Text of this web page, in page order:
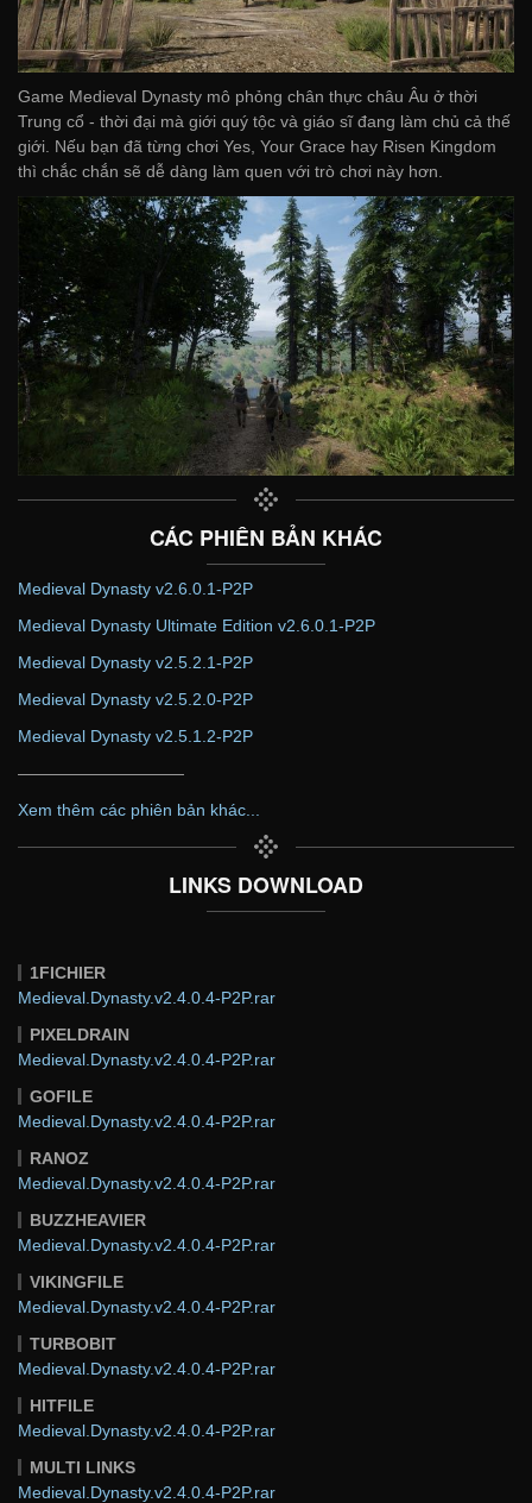
Game Medieval Dynasty mô phỏng chân thực châu Âu ở thời
Trung cổ - thời đại mà giới quý tộc và giáo sĩ đang làm chủ cả thế
giới. Nếu bạn đã từng chơi Yes, Your Grace hay Risen Kingdom
thì chắc chắn sẽ dễ dàng làm quen với trò chơi này hơn.
CÁC PHIÊN BẢN KHÁC
Medieval Dynasty v2.6.0.1-P2P
Medieval Dynasty Ultimate Edition v2.6.0.1-P2P
Medieval Dynasty v2.5.2.1-P2P
Medieval Dynasty v2.5.2.0-P2P
Medieval Dynasty v2.5.1.2-P2P
——————————
Xem thêm các phiên bản khác...
LINKS DOWNLOAD
1FICHIER
Medieval.Dynasty.v2.4.0.4-P2P.rar
PIXELDRAIN
Medieval.Dynasty.v2.4.0.4-P2P.rar
GOFILE
Medieval.Dynasty.v2.4.0.4-P2P.rar
RANOZ
Medieval.Dynasty.v2.4.0.4-P2P.rar
BUZZHEAVIER
Medieval.Dynasty.v2.4.0.4-P2P.rar
VIKINGFILE
Medieval.Dynasty.v2.4.0.4-P2P.rar
TURBOBIT
Medieval.Dynasty.v2.4.0.4-P2P.rar
HITFILE
Medieval.Dynasty.v2.4.0.4-P2P.rar
MULTI LINKS
Medieval.Dynasty.v2.4.0.4-P2P.rar